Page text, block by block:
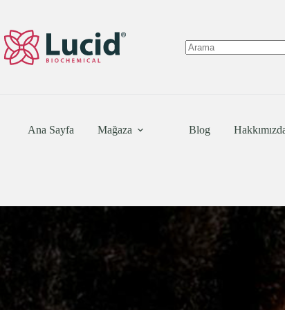
content
Ana Sayfa Mağaza Blog